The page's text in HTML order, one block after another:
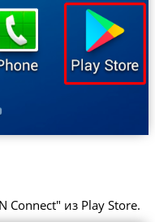
Connect" из Play Store.